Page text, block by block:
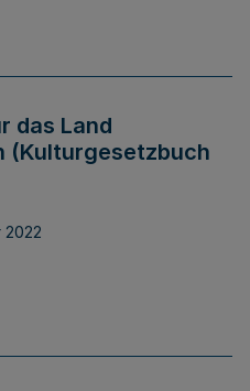
das Land
(Kulturgesetzbuch
2022